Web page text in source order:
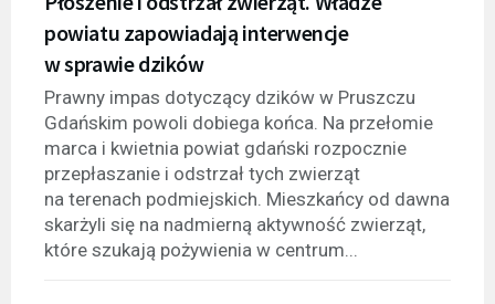
powiatu zapowiadają interwencje
w sprawie dzików
Prawny impas dotyczący dzików w Pruszczu
Gdańskim powoli dobiega końca. Na przełomie
marca i kwietnia powiat gdański rozpocznie
przepłaszanie i odstrzał tych zwierząt
na terenach podmiejskich. Mieszkańcy od dawna
skarżyli się na nadmierną aktywność zwierząt,
które szukają pożywienia w centrum...